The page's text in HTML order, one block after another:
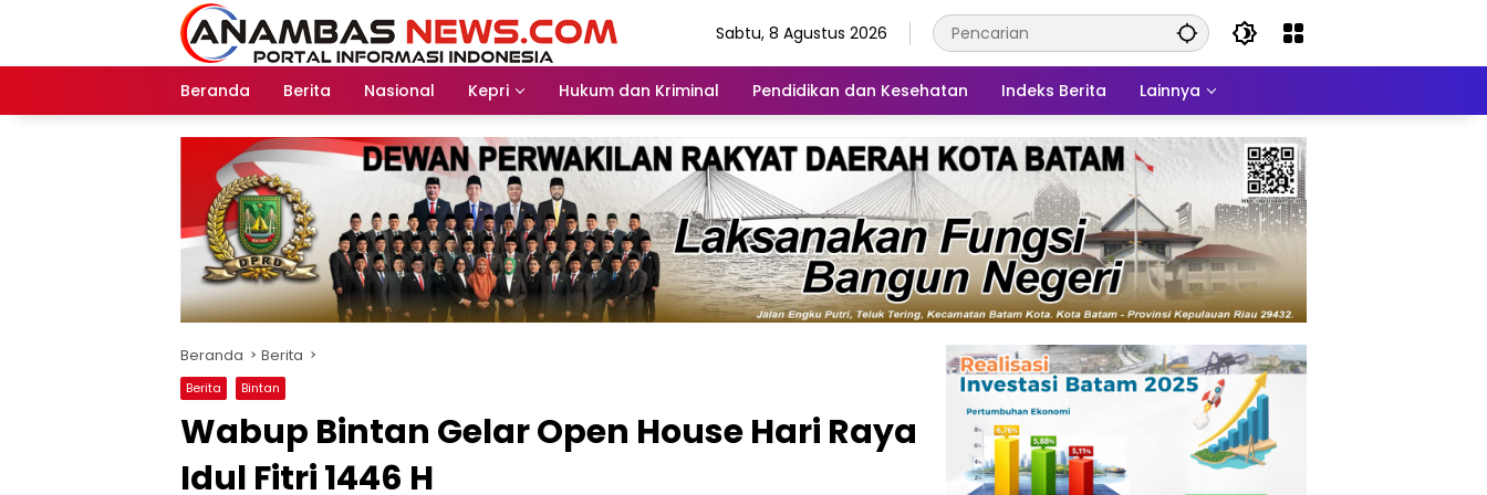
Sabtu, 8 Agustus 2026
Beranda Berita Nasional Kepri Hukum dan Kriminal Pendidikan dan Kesehatan Indeks Berita Lainnya
Beranda Berita
Berita Bintan
Wabup Bintan Gelar Open House Hari Raya
Idul Fitri 1446 H